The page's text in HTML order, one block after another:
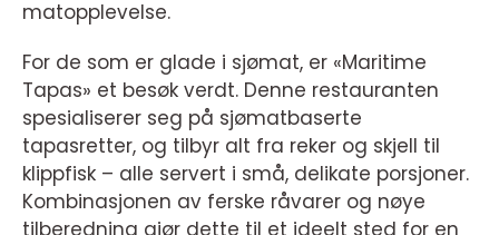
matopplevelse.
For de som er glade i sjømat, er «Maritime
Tapas» et besøk verdt. Denne restauranten
spesialiserer seg på sjømatbaserte
tapasretter, og tilbyr alt fra reker og skjell til
klippfisk – alle servert i små, delikate porsjoner.
Kombinasjonen av ferske råvarer og nøye
tilberedning gjør dette til et ideelt sted for en